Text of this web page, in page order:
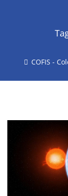
COFIS -